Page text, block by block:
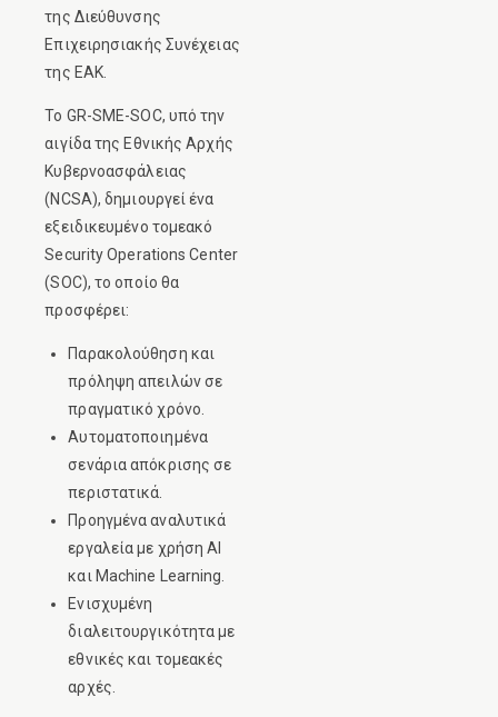
της Διεύθυνσης
Επιχειρησιακής Συνέχειας
της ΕΑΚ.
Το GR-SME-SOC, υπό την
αιγίδα της Εθνικής Αρχής
Κυβερνοασφάλειας
(NCSA), δημιουργεί ένα
εξειδικευμένο τομεακό
Security Operations Center
(SOC), το οποίο θα
προσφέρει:
Παρακολούθηση και
πρόληψη απειλών σε
πραγματικό χρόνο.
Αυτοματοποιημένα
σενάρια απόκρισης σε
περιστατικά.
Προηγμένα αναλυτικά
εργαλεία με χρήση AI
και Machine Learning.
Ενισχυμένη
διαλειτουργικότητα με
εθνικές και τομεακές
αρχές.